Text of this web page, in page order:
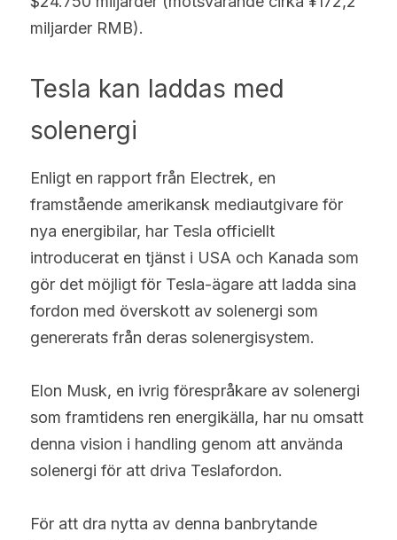
miljarder RMB).
Tesla kan laddas med
solenergi
Enligt en rapport från Electrek, en
framstående amerikansk mediautgivare för
nya energibilar, har Tesla officiellt
introducerat en tjänst i USA och Kanada som
gör det möjligt för Tesla-ägare att ladda sina
fordon med överskott av solenergi som
genererats från deras solenergisystem.
Elon Musk, en ivrig förespråkare av solenergi
som framtidens ren energikälla, har nu omsatt
denna vision i handling genom att använda
solenergi för att driva Teslafordon.
För att dra nytta av denna banbrytande